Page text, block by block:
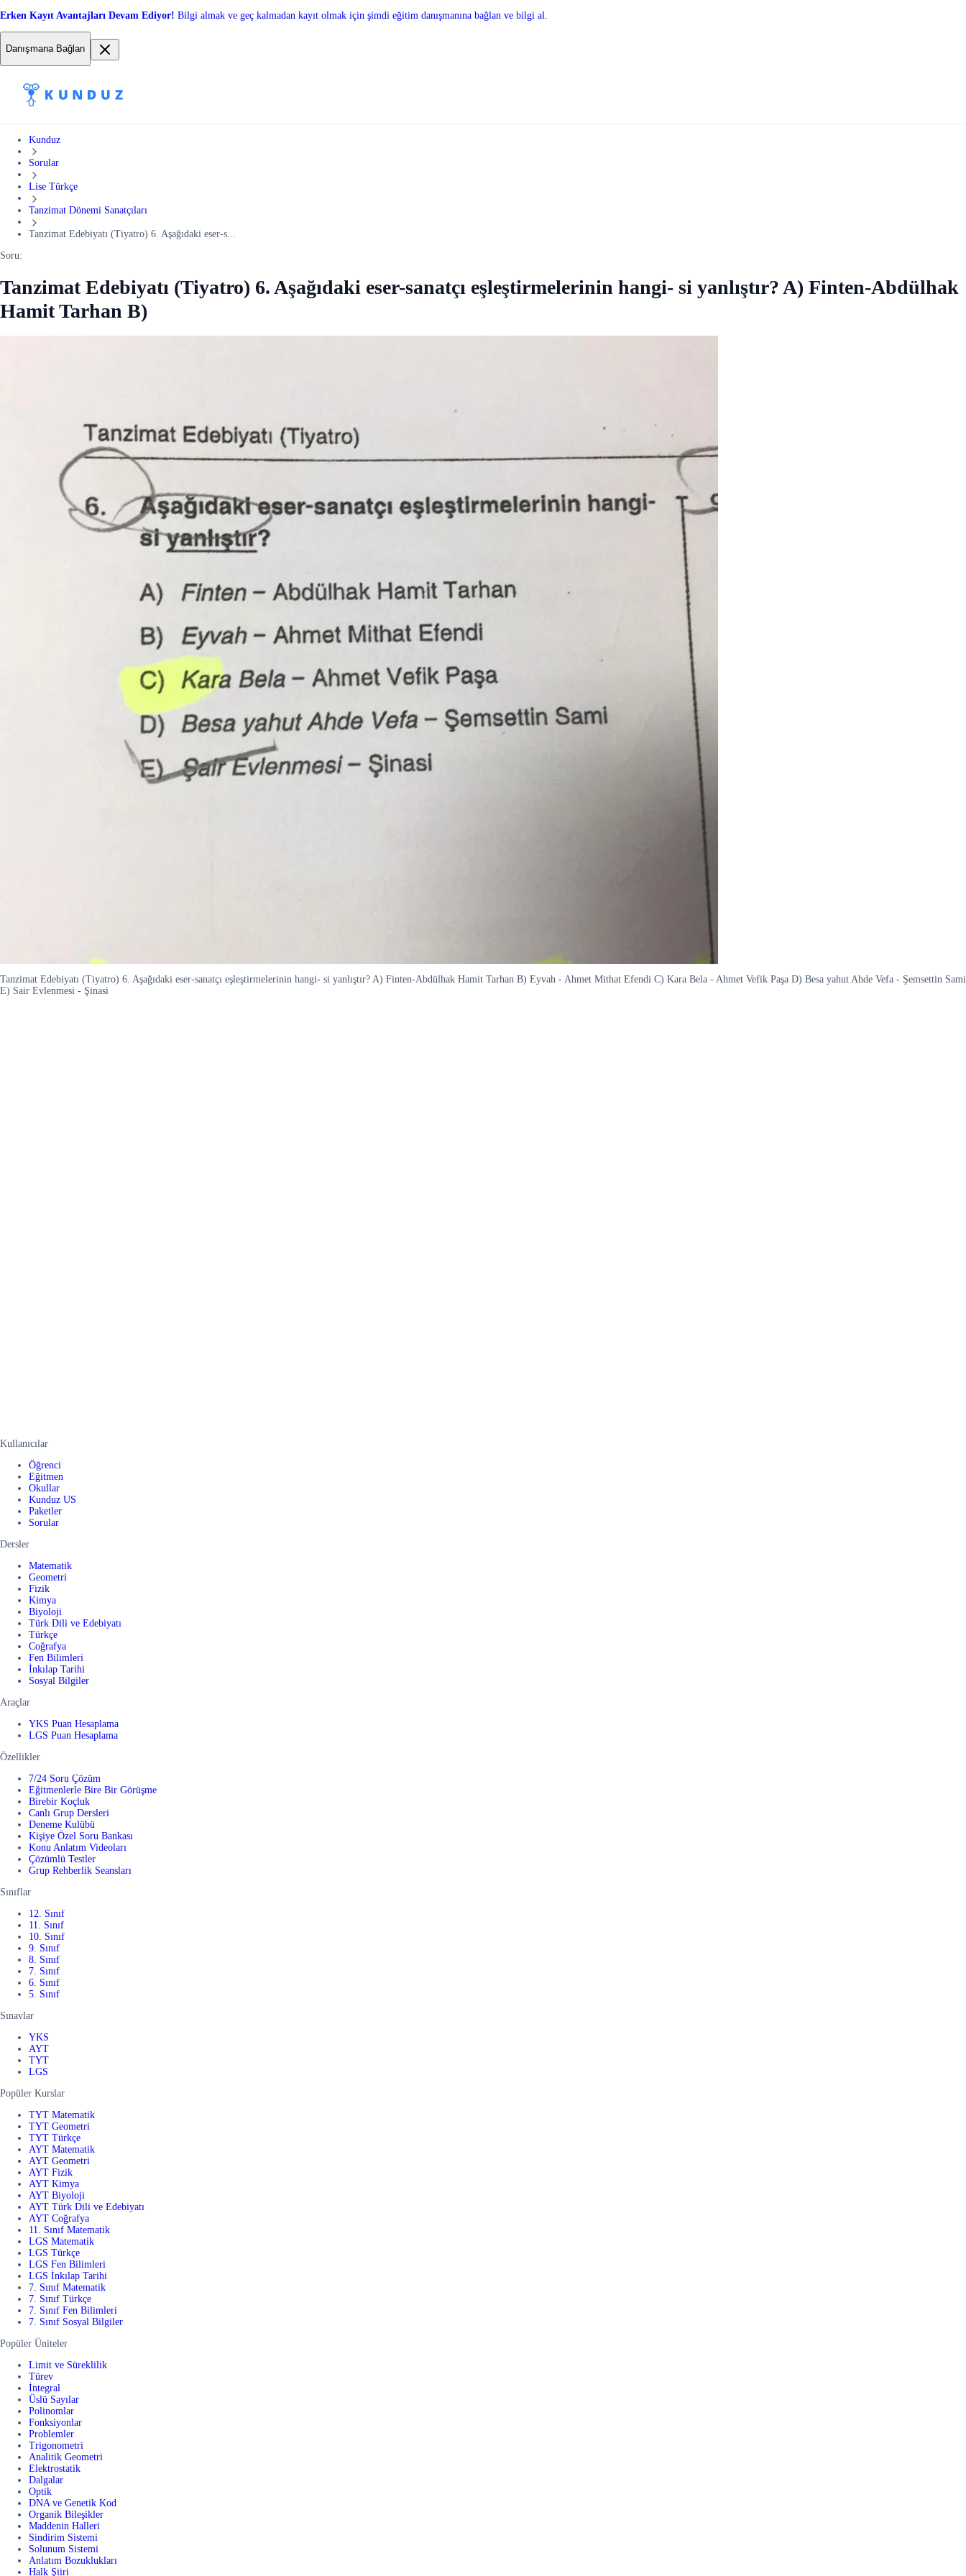
Erken Kayıt Avantajları Devam Ediyor! Bilgi almak ve geç kalmadan kayıt olmak için şimdi eğitim danışmanına bağlan ve bilgi al.
Danışmana Bağlan
Kunduz
Sorular
Lise Türkçe
Tanzimat Dönemi Sanatçıları
Tanzimat Edebiyatı (Tiyatro) 6. Aşağıdaki eser-s...
Soru:
Tanzimat Edebiyatı (Tiyatro) 6. Aşağıdaki eser-sanatçı eşleştirmelerinin hangi- si yanlıştır? A) Finten-Abdülhak
Hamit Tarhan B)
Tanzimat Edebiyatı (Tiyatro) 6. Aşağıdaki eser-sanatçı eşleştirmelerinin hangi- si yanlıştır? A) Finten-Abdülhak Hamit Tarhan B) Eyvah - Ahmet Mithat Efendi C) Kara Bela - Ahmet Vefik Paşa D) Besa yahut Ahde Vefa - Şemsettin Sami
E) Sair Evlenmesi - Şinasi
Kullanıcılar
Öğrenci
Eğitmen
Okullar
Kunduz US
Paketler
Sorular
Dersler
Matematik
Geometri
Fizik
Kimya
Biyoloji
Türk Dili ve Edebiyatı
Türkçe
Coğrafya
Fen Bilimleri
İnkılap Tarihi
Sosyal Bilgiler
Araçlar
YKS Puan Hesaplama
LGS Puan Hesaplama
Özellikler
7/24 Soru Çözüm
Eğitmenlerle Bire Bir Görüşme
Birebir Koçluk
Canlı Grup Dersleri
Deneme Kulübü
Kişiye Özel Soru Bankası
Konu Anlatım Videoları
Çözümlü Testler
Grup Rehberlik Seansları
Sınıflar
12. Sınıf
11. Sınıf
10. Sınıf
9. Sınıf
8. Sınıf
7. Sınıf
6. Sınıf
5. Sınıf
Sınavlar
YKS
AYT
TYT
LGS
Popüler Kurslar
TYT Matematik
TYT Geometri
TYT Türkçe
AYT Matematik
AYT Geometri
AYT Fizik
AYT Kimya
AYT Biyoloji
AYT Türk Dili ve Edebiyatı
AYT Coğrafya
11. Sınıf Matematik
LGS Matematik
LGS Türkçe
LGS Fen Bilimleri
LGS İnkılap Tarihi
7. Sınıf Matematik
7. Sınıf Türkçe
7. Sınıf Fen Bilimleri
7. Sınıf Sosyal Bilgiler
Popüler Üniteler
Limit ve Süreklilik
Türev
İntegral
Üslü Sayılar
Polinomlar
Fonksiyonlar
Problemler
Trigonometri
Analitik Geometri
Elektrostatik
Dalgalar
Optik
DNA ve Genetik Kod
Organik Bileşikler
Maddenin Halleri
Sindirim Sistemi
Solunum Sistemi
Anlatım Bozuklukları
Halk Şiiri